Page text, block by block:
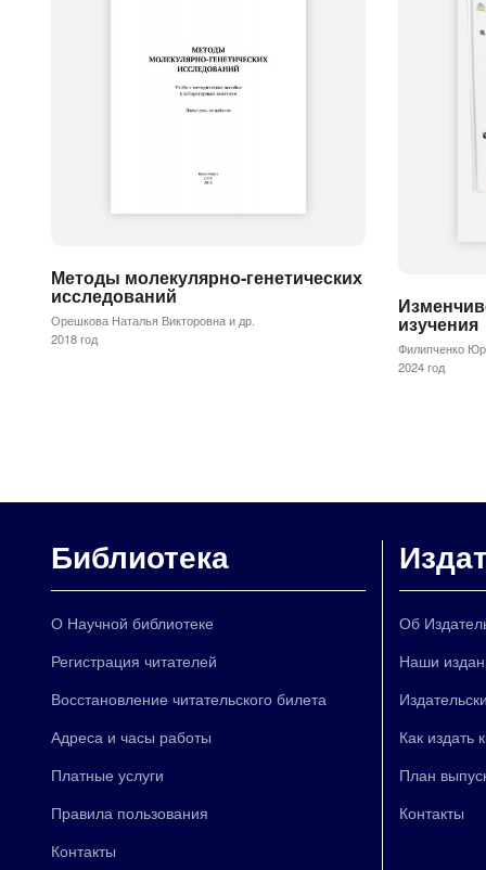
Методы молекулярно-генетических
исследований
Орешкова Наталья Викторовна и др.
2018 год
изучения
Филипченко
2024 год
Библиотека
О Научной библиотеке
Регистрация читателей
Восстановление читательского билета
Адреса и часы работы
Платные услуги
Правила пользования
Контакты
Об
Наши
Как издать
План
Контакты